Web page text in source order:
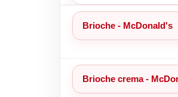
Brioche - McDonald's
Brioche crema -